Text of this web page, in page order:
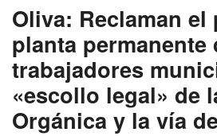
Oliva: Reclaman el
planta permanente
trabajadores
«escollo legal» de
Orgánica y la vía